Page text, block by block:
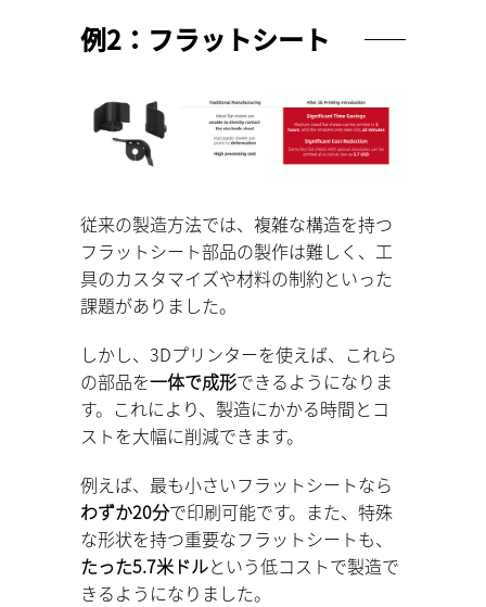
例2：フラットシート
従来の製造方法では、複雑な構造を持つ
フラットシート部品の製作は難しく、工
具のカスタマイズや材料の制約といった
課題がありました。
しかし、3Dプリンターを使えば、これら
の部品を一体で成形できるようになりま
す。これにより、製造にかかる時間とコ
ストを大幅に削減できます。
例えば、最も小さいフラットシートなら
わずか20分で印刷可能です。また、特殊
な形状を持つ重要なフラットシートも、
たった5.7米ドルという低コストで製造で
きるようになりました。